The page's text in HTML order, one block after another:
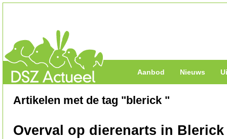
Aanbod Nieuws
Artikelen met de tag "blerick "
Overval op dierenarts in Blerick